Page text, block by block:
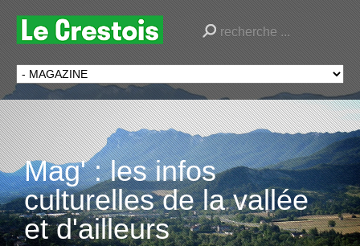
Mag' : les infos
culturelles de la vallée
et d'ailleurs